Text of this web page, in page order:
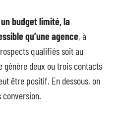
budget limité, la
qu’une agence, à
qualifiés soit au
génère deux ou trois contacts
être positif. En dessous, on